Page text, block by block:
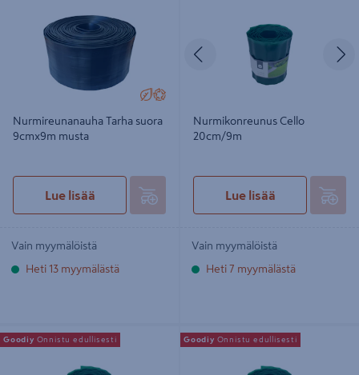
Nurmireunanauha Tarha suora
9cmx9m musta
Lue lisää
Vain myymälöistä
Heti 13 myymälästä
Edellinen
Nurmikonreunus Cello
20cm/9m
Lue lisää
Vain myymälöistä
Heti 7 myymälästä
Nurmireunanauha 20cm 9jm vihreä
Goodiy Onnistu edullisesti
Nurmireunanauha 15cm 9jm vihreä
Goodiy Onnistu edullisesti